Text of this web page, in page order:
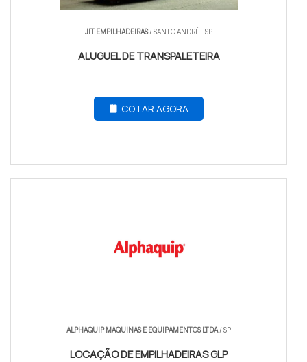
JIT EMPILHADEIRAS/ SANTO ANDRÉ - SP
ALUGUEL DE TRANSPALETEIRA
COTAR AGORA
ALPHAQUIP MAQUINAS E EQUIPAMENTOS LTDA/ SP
LOCAÇÃO DE EMPILHADEIRAS GLP